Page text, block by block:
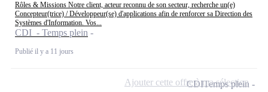
Rôles & Missions Notre client, acteur reconnu de son secteur, recherche un(e)
Concepteur(trice) / Développeur(se) d'applications afin de renforcer sa Direction des
Systèmes d'Information. Vos...
CDI - Temps plein
Publié il y a 11 jours
CDITemps plein
Ajouter cette offre à ma sélection